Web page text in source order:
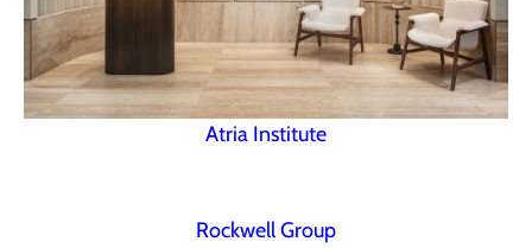
Atria Institute
Rockwell Group